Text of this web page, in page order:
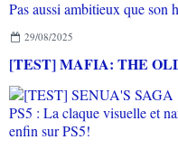
29/08/2025